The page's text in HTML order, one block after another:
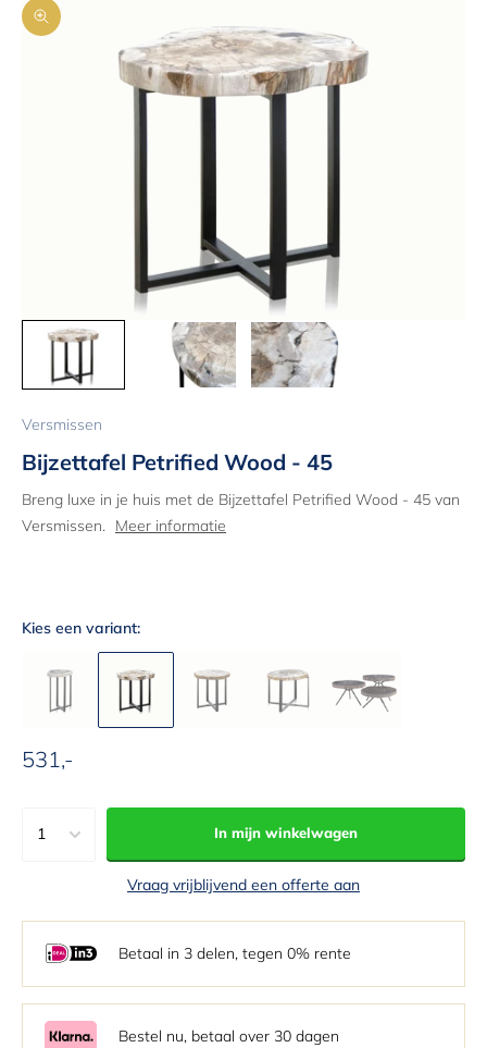
In-/uitzoomen
Versmissen
Bijzettafel Petrified Wood - 45
Breng luxe in je huis met de Bijzettafel Petrified Wood - 45 van
Versmissen. Meer informatie
Kies een variant:
Aanbiedingsprijs
531,-
1
3
5
In mijn winkelwagen
Vraag vrijblijvend een offerte aan
Betaal in 3 delen, tegen 0% rente
Bestel nu, betaal over 30 dagen